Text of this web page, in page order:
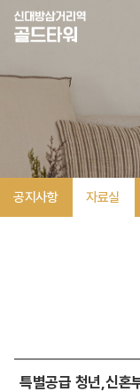
공지사항 자료실
특별공급 청년,신혼